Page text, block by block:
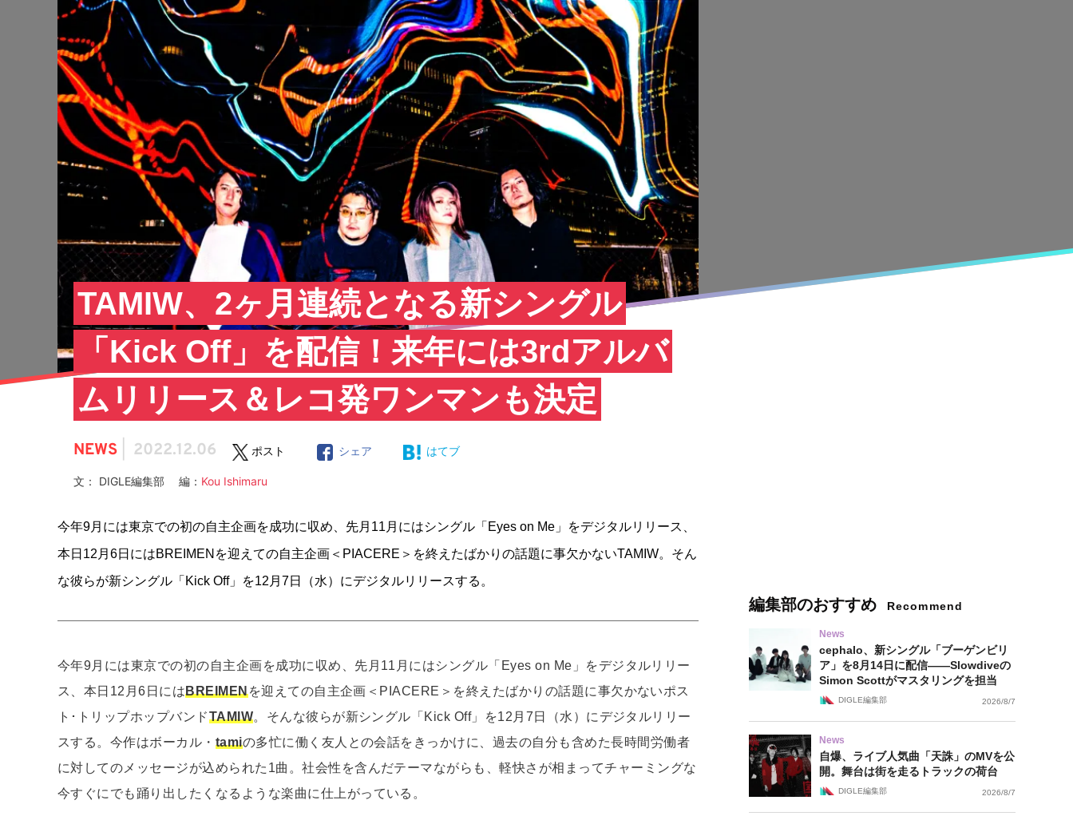
TAMIW、2ヶ月連続となる新シングル
「Kick Off」を配信！来年には3rdアルバ
ムリリース＆レコ発ワンマンも決定
NEWS 2022.12.06 ポスト シェア はてブ
文： DIGLE編集部 編： Kou Ishimaru
今年9月には東京での初の自主企画を成功に収め、先月11月にはシングル「Eyes on Me」をデジタルリリース、
本日12月6日にはBREIMENを迎えての自主企画＜PIACERE＞を終えたばかりの話題に事欠かないTAMIW。そん
な彼らが新シングル「Kick Off」を12月7日（水）にデジタルリリースする。
今年9月には東京での初の自主企画を成功に収め、先月11月にはシングル「Eyes on Me」をデジタルリリー
ス、本日12月6日にはBREIMENを迎えての自主企画＜PIACERE＞を終えたばかりの話題に事欠かないポス
ト･トリップホップバンドTAMIW。そんな彼らが新シングル「Kick Off」を12月7日（水）にデジタルリリー
スする。今作はボーカル・ tamiの多忙に働く友人との会話をきっかけに、過去の自分も含めた長時間労働者
に対してのメッセージが込められた1曲。社会性を含んだテーマながらも、軽快さが相まってチャーミングな
今すぐにでも踊り出したくなるような楽曲に仕上がっている。
編集部のおすすめ Recommend
News
cephalo、新シングル「ブーゲンビリ
ア」を8月14日に配信——Slowdiveの
Simon Scottがマスタリングを担当
DIGLE編集部 2026/8/7
News
自爆、ライブ人気曲「天誅」のMVを公
開。舞台は街を走るトラックの荷台
DIGLE編集部 2026/8/7